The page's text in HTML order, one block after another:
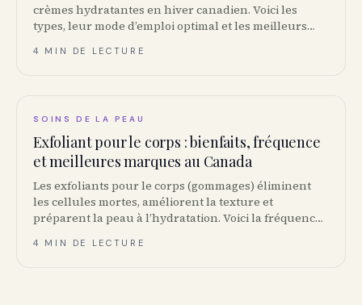
crèmes hydratantes en hiver canadien. Voici les
types, leur mode d’emploi optimal et les meilleurs
4 MIN DE LECTURE
SOINS DE LA PEAU
Exfoliant pour le corps : bienfaits, fréquence
et meilleures marques au Canada
Les exfoliants pour le corps (gommages) éliminent
les cellules mortes, améliorent la texture et
préparent la peau à l’hydratation. Voici la fréquence
au Canada.
4 MIN DE LECTURE